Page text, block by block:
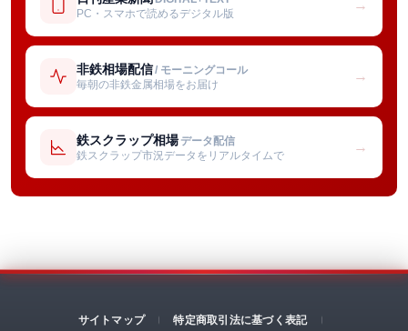
PC・スマホで読めるデジタル版
→
非鉄相場配信/ モーニングコール
毎朝の非鉄金属相場をお届け
→
鉄スクラップ相場 データ配信
鉄スクラップ市況データをリアルタイムで
→
サイトマップ 特定商取引法に基づく表記